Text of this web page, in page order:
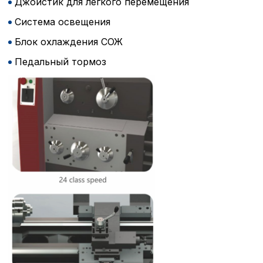
Система освещения
Блок охлаждения СОЖ
Педальный тормоз
Политика в
обработки сookies
Вы можете настроить
каждого типа файлов
типа «технические
без которых
функционирование
Ваш выбор настроек на